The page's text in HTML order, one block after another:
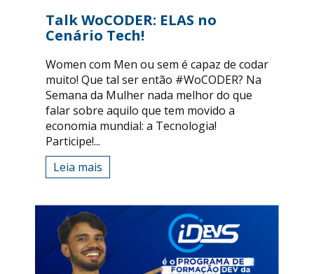
Talk WoCODER: ELAS no
Cenário Tech!
Women com Men ou sem é capaz de codar
muito! Que tal ser então #WoCODER? Na
Semana da Mulher nada melhor do que
falar sobre aquilo que tem movido a
economia mundial: a Tecnologia!
Participe!...
Leia mais